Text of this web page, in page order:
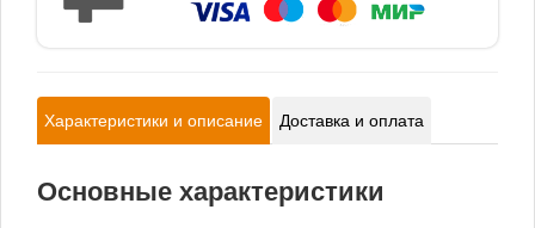
Характеристики и описание Доставка и оплата
Основные характеристики